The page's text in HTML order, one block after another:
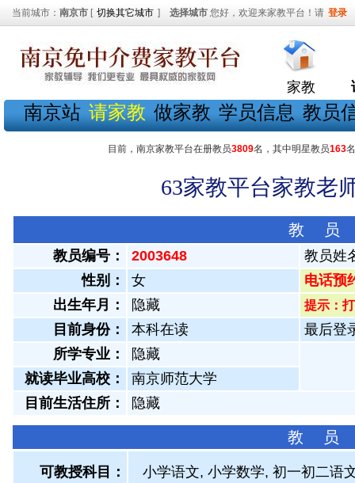
当前城市： 南京市 [ 切换其它城市 ] 选择城市 您好，欢迎来家教平台！请 登录
家教
南京站 请家教 做家教 学员信息 教员
目前，南京家教平台在册教员3809名，其中明星教员163
63家教平台家教老
教 员
教员编号： 2003648
教员姓
性别：
女
电话预
出生年月：
隐藏 提示：
目前身份： 本科在读
最后登
所学专业：
隐藏
就读毕业高校：
南京师范大学
目前生活住所：
隐藏
教 员
可教授科目： 小学语文, 小学数学, 初一初二语